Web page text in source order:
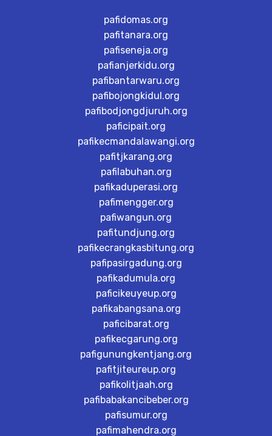
pafidomas.org
pafitanara.org
pafiseneja.org
pafianjerkidu.org
pafibantarwaru.org
pafibojongkidul.org
pafibodjongdjuruh.org
paficipait.org
pafikecmandalawangi.org
pafitjkarang.org
pafilabuhan.org
pafikaduperasi.org
pafimengger.org
pafiwangun.org
pafitundjung.org
pafikecrangkasbitung.org
pafipasirgadung.org
pafikadumula.org
paficikeuyeup.org
pafikabangsana.org
paficibarat.org
pafikecgarung.org
pafigunungkentjang.org
pafitjiteureup.org
pafikolitjaah.org
pafibabakancibeber.org
pafisumur.org
pafimahendra.org